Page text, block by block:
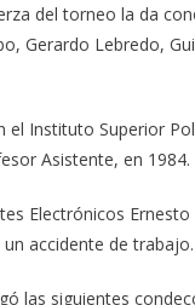
del torneo la da
Gerardo Lebredo,
Instituto Superior
Asistente, en 1984.
Electrónicos
accidente de trabajo.
las siguientes